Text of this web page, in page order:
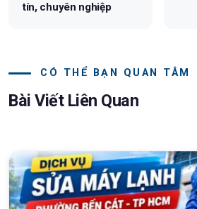
tín, chuyên nghiệp
CÓ THỂ BẠN QUAN TÂM
Bài Viết Liên Quan